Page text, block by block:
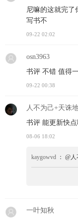
尼嘛的这就完了
写书不
09-22 02:02
osn3963
书评 不错 值得
09-22 00:38
人不为己+天诛
书评 能更新快
08-06 18:02
kaygowvd： @人
一叶知秋